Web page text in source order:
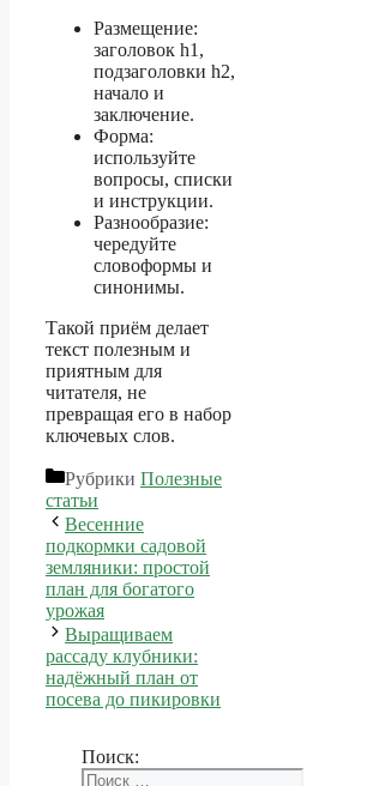
Размещение:
заголовок h1,
подзаголовки h2,
начало и
заключение.
Форма:
используйте
вопросы, списки
и инструкции.
Разнообразие:
чередуйте
словоформы и
синонимы.
Такой приём делает
текст полезным и
приятным для
читателя, не
превращая его в набор
ключевых слов.
Рубрики Полезные
статьи
Весенние
подкормки садовой
земляники: простой
план для богатого
урожая
Выращиваем
рассаду клубники:
надёжный план от
посева до пикировки
Поиск: